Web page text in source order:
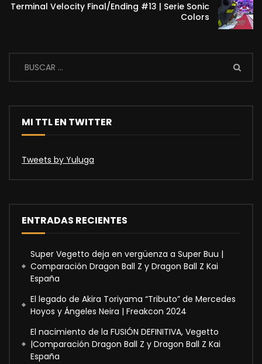
Terminal Velocity Final/Ending #13 | Serie Sonic
Colors
MI TTL EN TWITTER
Tweets by Yuluga
ENTRADAS RECIENTES
Super Vegetto deja en vergüenza a Super Buu |
Comparación Dragon Ball Z y Dragon Ball Z Kai
España
El legado de Akira Toriyama “Tributo” de Mercedes
Hoyos y Ángeles Neira | Freakcon 2024
El nacimiento de la FUSIÓN DEFINITIVA, Vegetto
|Comparación Dragon Ball Z y Dragon Ball Z Kai
España